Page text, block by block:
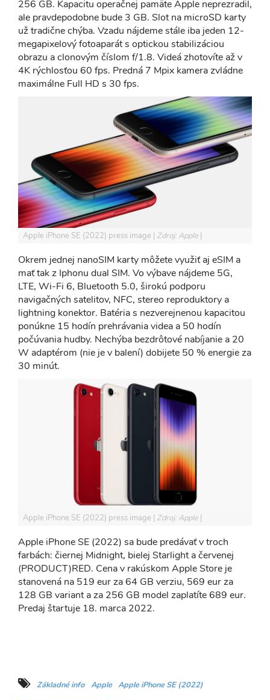
256 GB. Kapacitu operačnej pamäte Apple neprezradil,
ale pravdepodobne bude 3 GB. Slot na microSD karty
už tradične chýba. Vzadu nájdeme stále iba jeden 12-
megapixelový fotoaparát s optickou stabilizáciou
obrazu a clonovým číslom f/1.8. Videá zhotovíte až v
4K rýchlosťou 60 fps. Predná 7 Mpix kamera zvládne
maximálne Full HD s 30 fps.
Apple iPhone SE (2022) press image Zdroj: Apple
Okrem jednej nanoSIM karty môžete využiť aj eSIM a
mať tak z Iphonu dual SIM. Vo výbave nájdeme 5G,
LTE, Wi-Fi 6, Bluetooth 5.0, širokú podporu
navigačných satelitov, NFC, stereo reproduktory a
lightning konektor. Batéria s nezverejnenou kapacitou
ponúkne 15 hodín prehrávania videa a 50 hodín
počúvania hudby. Nechýba bezdrôtové nabíjanie a 20
W adaptérom (nie je v balení) dobijete 50 % energie za
30 minút.
Apple iPhone SE (2022) press image Zdroj: Apple
Apple iPhone SE (2022) sa bude predávať v troch
farbách: čiernej Midnight, bielej Starlight a červenej
(PRODUCT)RED. Cena v rakúskom Apple Store je
stanovená na 519 eur za 64 GB verziu, 569 eur za
128 GB variant a za 256 GB model zaplatíte 689 eur.
Predaj štartuje 18. marca 2022.
Základné info Apple Apple iPhone SE (2022)